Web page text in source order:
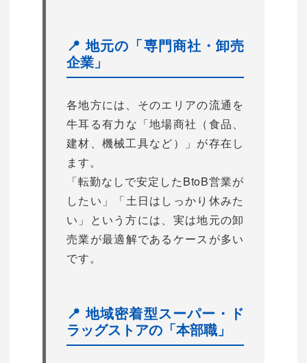
📍 地元の「専門商社・卸売
企業」
各地方には、そのエリアの流通を
牛耳る有力な「地場商社（食品、
建材、機械工具など）」が存在し
ます。
「転勤なしで安定したBtoB営業が
したい」「土日はしっかり休みた
い」という方には、実は地元の卸
売業が最適解であるケースが多い
です。
📍 地域密着型スーパー・ド
ラッグストアの「本部職」